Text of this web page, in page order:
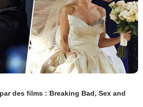
des films : Breaking Bad, Sex and